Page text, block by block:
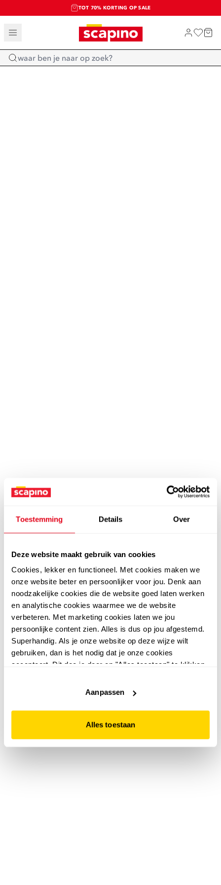
Toestemming Details Over
Deze website maakt gebruik van cookies
Cookies, lekker en functioneel. Met cookies maken we
onze website beter en persoonlijker voor jou. Denk aan
noodzakelijke cookies die de website goed laten werken
en analytische cookies waarmee we de website
verbeteren. Met marketing cookies laten we jou
persoonlijke content zien. Alles is dus op jou afgestemd.
Superhandig. Als je onze website op deze wijze wilt
gebruiken, dan is het nodig dat je onze cookies
accepteert. Dit doe je door op "Alles toestaan" te klikken.
website niet optimaal functioneert.
Aanpassen
Alles toestaan
TOT 70% KORTING OP SALE
SALE: LAATSTE KANS!
SHOP NIEUW
Home